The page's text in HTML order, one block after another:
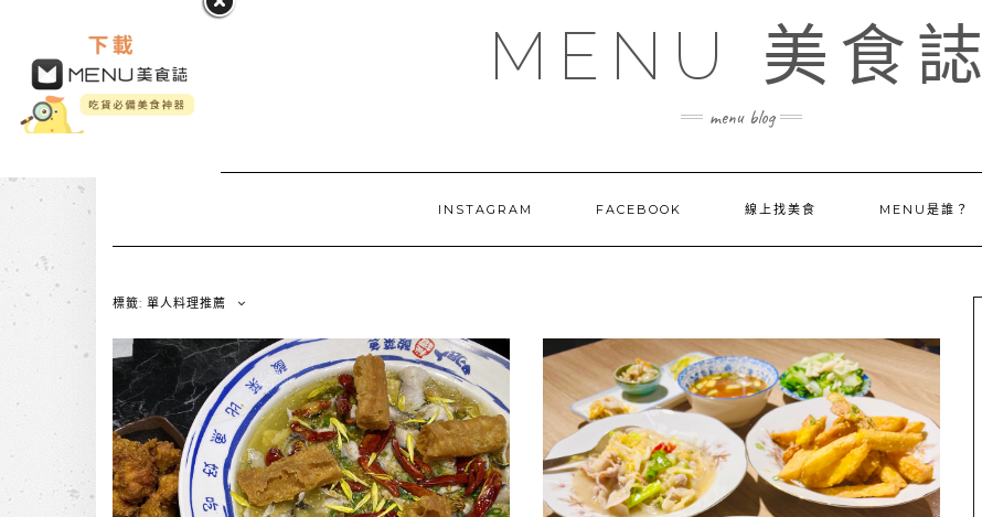
MENU 美食誌
menu blog
INSTAGRAM FACEBOOK 線上找美食 MENU是誰？
標籤: 單人料理推薦